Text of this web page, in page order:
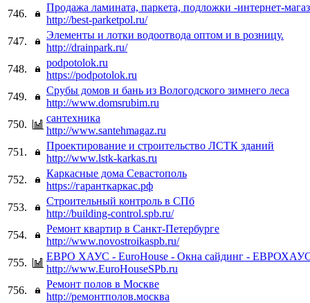
746.
Продажа ламината, паркета, подложки -интернет-
http://best-parketpol.ru/
747.
Элементы и лотки водоотвода оптом и в розницу.
http://drainpark.ru/
748.
podpotolok.ru
https://podpotolok.ru
749.
Срубы домов и бань из Вологодского зимнего леса
http://www.domsrubim.ru
750.
сантехника
http://www.santehmagaz.ru
751.
Проектирование и строительство ЛСТК зданий
http://www.lstk-karkas.ru
752.
Каркасные дома Севастополь
https://гаранткаркас.рф
753.
Строительный контроль в СПб
http://building-control.spb.ru/
754.
Ремонт квартир в Санкт-Петербурге
http://www.novostroikaspb.ru/
755.
ЕВРО ХАУС - EuroHouse - Окна сайдинг - ЕВРОХАУС
http://www.EuroHouseSPb.ru
756.
Ремонт полов в Москве
http://ремонтполов.москва